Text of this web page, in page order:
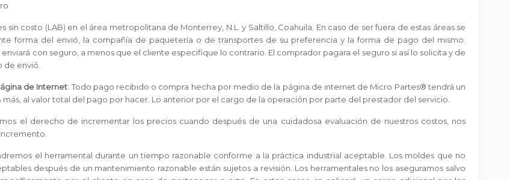
sin costo (LAB) en el área metropolitana de Monterrey, N.L. y Saltillo, Coahuila. En caso de ser fuera de estas áreas se
forma del envió, la compañía de paquetería o de transportes de su preferencia y la forma de pago del mismo.
con seguro, a menos que el cliente especifique lo contrario. El comprador pagara el seguro si así lo solicita y de
de envió.
de Internet: Todo pago recibido o compra hecha por medio de la página de internet de Micro Partes® tendrá un
al valor total del pago por hacer. Lo anterior por el cargo de la operación por parte del prestador del servicio.
el derecho de incrementar los precios cuando después de una cuidadosa evaluación de nuestros costos, nos
el herramental durante un tiempo razonable conforme a la práctica industrial aceptable. Los moldes que no
después de un mantenimiento razonable están sujetos a revisión. Los herramentales no los aseguramos salvo